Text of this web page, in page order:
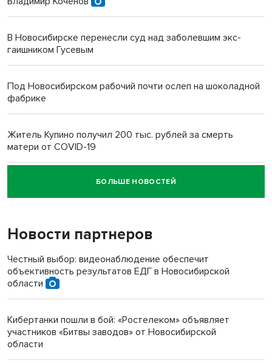
В Новосибирске перенесли суд над заболевшим экс-
гаишником Гусевым
Под Новосибирском рабочий почти ослеп на шоколадной
фабрике
Житель Купино получил 200 тыс. рублей за смерть
матери от COVID-19
Новосибирский суд наказал водителя за смерть
пенсионерки на вокзале
«Мы живём на пастбище!»: в новосибирском селе лошади
терроризируют жителей
Инвалид получил условный срок за избиение врачей
протезом под Новосибирском
Новосибирский преподаватель с женой вошли в топ-16
многодетных в России
БОЛЬШЕ НОВОСТЕЙ
Новости партнеров
Честный выбор: видеонаблюдение обеспечит
объективность результатов ЕДГ в Новосибирской
области
Кибертанки пошли в бой: «Ростелеком» объявляет
участников «Битвы заводов» от Новосибирской
области